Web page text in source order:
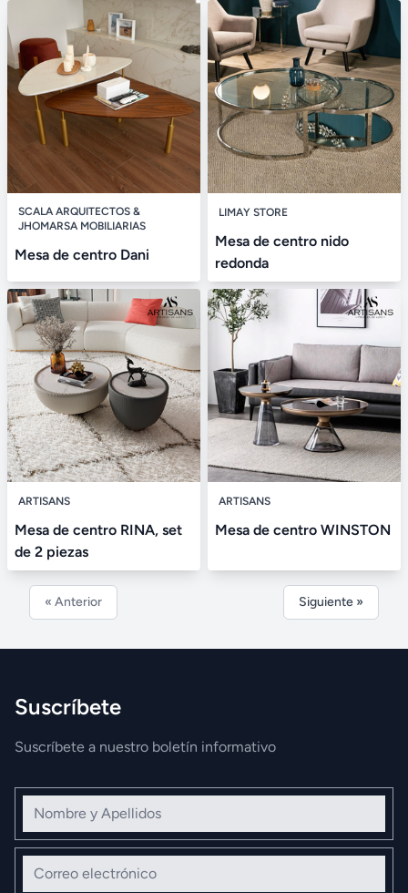
SCALA ARQUITECTOS &
JHOMARSA MOBILIARIAS
Mesa de centro Dani
LIMAY STORE
Mesa de centro nido
redonda
ARTISANS
Mesa de centro RINA, set
de 2 piezas
ARTISANS
Mesa de centro WINSTON
« Anterior Siguiente »
Suscríbete
Suscríbete a nuestro boletín informativo
Nombre y Apellidos
Correo electrónico